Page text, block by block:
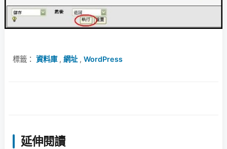
標籤： 資料庫, 網址, WordPress
延伸閱讀